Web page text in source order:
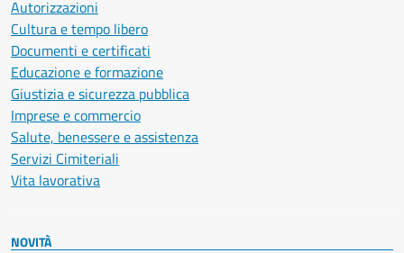
Autorizzazioni
Cultura e tempo libero
Documenti e certificati
Educazione e formazione
Giustizia e sicurezza pubblica
Imprese e commercio
Salute, benessere e assistenza
Servizi Cimiteriali
Vita lavorativa
NOVITÀ